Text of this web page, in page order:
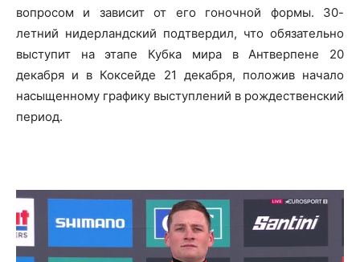
вопросом и зависит от его гоночной формы. 30-
летний нидерландский подтвердил, что обязательно
выступит на этапе Кубка мира в Антверпене 20
декабря и в Коксейде 21 декабря, положив начало
насыщенному графику выступлений в рождественский
период.